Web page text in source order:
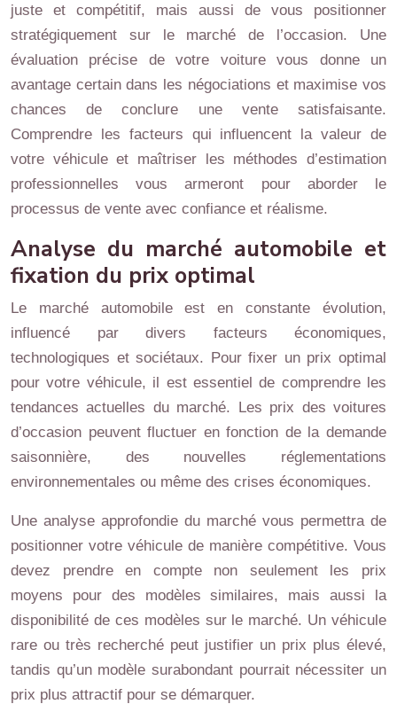
juste et compétitif, mais aussi de vous positionner
stratégiquement sur le marché de l’occasion. Une
évaluation précise de votre voiture vous donne un
avantage certain dans les négociations et maximise vos
chances de conclure une vente satisfaisante.
Comprendre les facteurs qui influencent la valeur de
votre véhicule et maîtriser les méthodes d’estimation
professionnelles vous armeront pour aborder le
processus de vente avec confiance et réalisme.
Analyse du marché automobile et
fixation du prix optimal
Le marché automobile est en constante évolution,
influencé par divers facteurs économiques,
technologiques et sociétaux. Pour fixer un prix optimal
pour votre véhicule, il est essentiel de comprendre les
tendances actuelles du marché. Les prix des voitures
d’occasion peuvent fluctuer en fonction de la demande
saisonnière, des nouvelles réglementations
environnementales ou même des crises économiques.
Une analyse approfondie du marché vous permettra de
positionner votre véhicule de manière compétitive. Vous
devez prendre en compte non seulement les prix
moyens pour des modèles similaires, mais aussi la
disponibilité de ces modèles sur le marché. Un véhicule
rare ou très recherché peut justifier un prix plus élevé,
tandis qu’un modèle surabondant pourrait nécessiter un
prix plus attractif pour se démarquer.